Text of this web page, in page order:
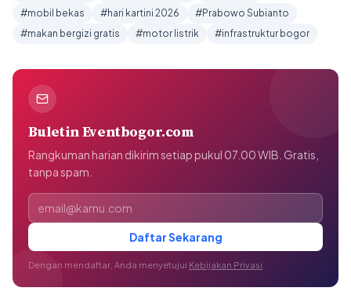
#mobil bekas
#hari kartini 2026
#Prabowo Subianto
#makan bergizi gratis
#motor listrik #infrastruktur bogor
Buletin Eventbogor.com
Rangkuman harian dikirim setiap pukul 07.00 WIB. Gratis,
tanpa spam.
Alamat email
Daftar Sekarang
Dengan mendaftar, Anda menyetujui Kebijakan Privasi